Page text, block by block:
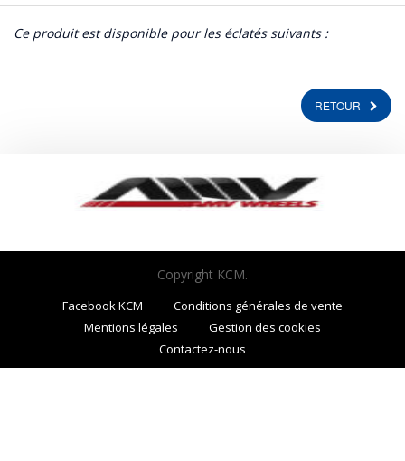
Ce produit est disponible pour les éclatés suivants :
RETOUR
Copyright KCM.
Facebook KCM
Conditions générales de vente
Mentions légales
Gestion des cookies
Contactez-nous